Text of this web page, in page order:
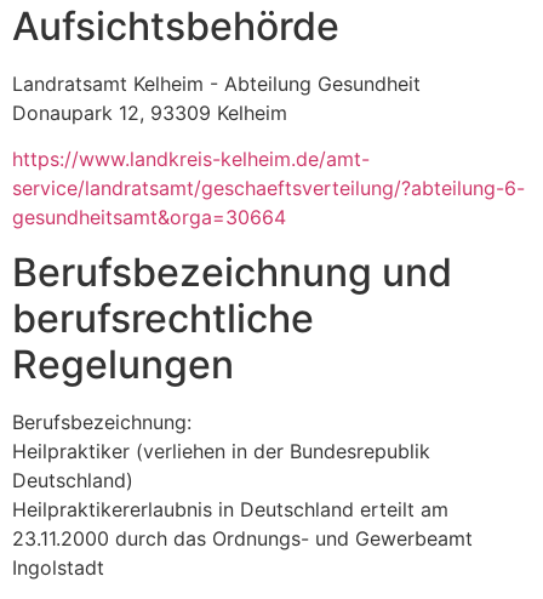
Aufsichtsbehörde
Landratsamt Kelheim - Abteilung Gesundheit
Donaupark 12, 93309 Kelheim
https://www.landkreis-kelheim.de/amt-
service/landratsamt/geschaeftsverteilung/?abteilung-6-
gesundheitsamt&orga=30664
Berufsbezeichnung und
berufsrechtliche
Regelungen
Berufsbezeichnung:
Heilpraktiker (verliehen in der Bundesrepublik
Deutschland)
Heilpraktikererlaubnis in Deutschland erteilt am
23.11.2000 durch das Ordnungs- und Gewerbeamt
Ingolstadt